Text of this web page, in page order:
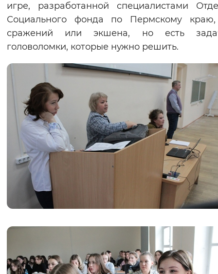
игре, разработанной специалистами
Социального фонда по Пермскому
сражений или экшена, но есть
головоломки, которые нужно решить.